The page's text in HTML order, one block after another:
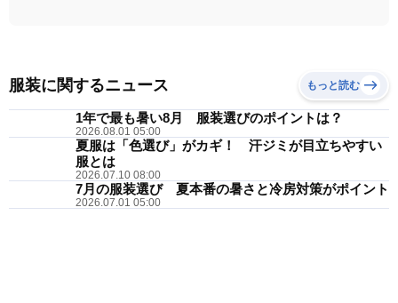
服装に関するニュース もっと読む
1年で最も暑い8月 服装選びのポイントは？
2026.08.01 05:00
夏服は「色選び」がカギ！ 汗ジミが目立ちやすい
服とは
2026.07.10 08:00
7月の服装選び 夏本番の暑さと冷房対策がポイント
2026.07.01 05:00